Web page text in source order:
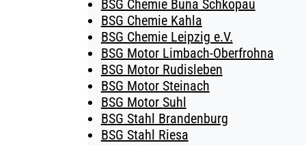
BSG Chemie Buna Schkopau
BSG Chemie Kahla
BSG Chemie Leipzig e.V.
BSG Motor Limbach-Oberfrohna
BSG Motor Rudisleben
BSG Motor Steinach
BSG Motor Suhl
BSG Stahl Brandenburg
BSG Stahl Riesa